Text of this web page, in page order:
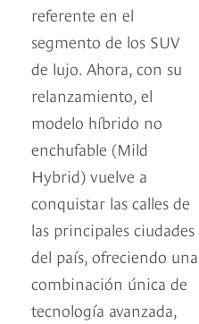
referente en el
segmento de los SUV
de lujo. Ahora, con su
relanzamiento, el
modelo híbrido no
enchufable (Mild
Hybrid) vuelve a
conquistar las calles de
las principales ciudades
del país, ofreciendo una
combinación única de
tecnología avanzada,